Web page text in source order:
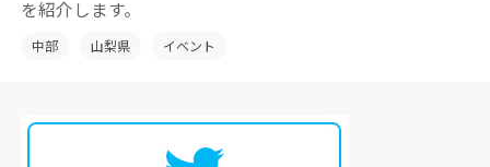
を紹介します。
中部 山梨県 イベント